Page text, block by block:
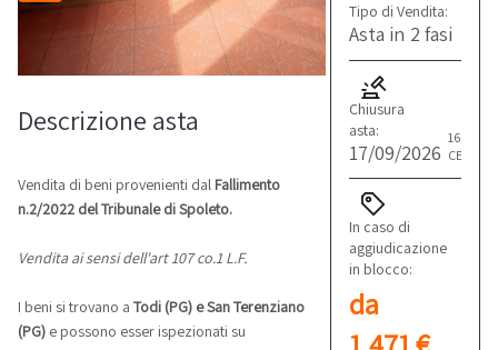
Tipo di Vendita:
Asta in 2 fasi
Chiusura
asta:
17/09/2026
16:00
CET
In caso di
aggiudicazione
in blocco:
da
Descrizione asta
Vendita di beni provenienti dal Fallimento
n.2/2022 del Tribunale di Spoleto.
Vendita ai sensi dell'art 107 co.1 L.F.
I beni si trovano a Todi (PG) eSan Terenziano
(PG) e possono esser ispezionati su